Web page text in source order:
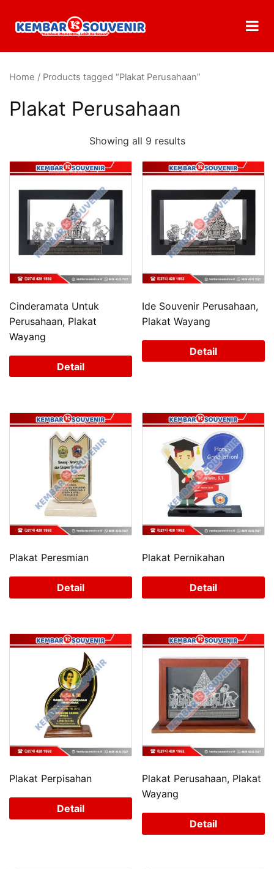
Home / Products tagged “Plakat Perusahaan”
Plakat Perusahaan
Showing all 9 results
Cinderamata Untuk
Perusahaan, Plakat
Wayang
Detail
Ide Souvenir Perusahaan,
Plakat Wayang
Detail
Plakat Peresmian
Detail
Plakat Pernikahan
Detail
Plakat Perpisahan
Detail
Plakat Perusahaan, Plakat
Wayang
Detail